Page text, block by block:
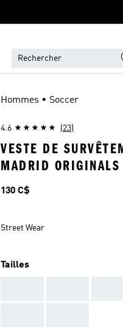
Hommes • Soccer
4.6 (23)
VESTE DE
MADRID ORIGINALS
Prix
130 C$
Street Wear
Tailles